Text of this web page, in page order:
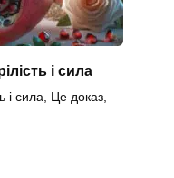
і сила
і сила, Це доказ,